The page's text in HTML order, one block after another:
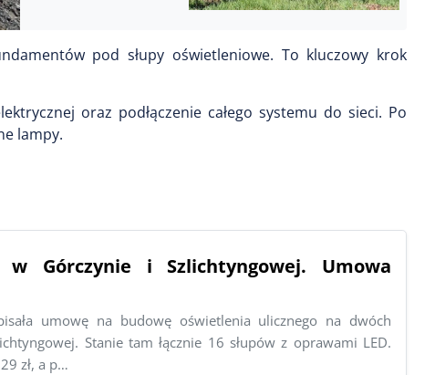
pod słupy oświetleniowe. To kluczowy krok
oraz podłączenie całego systemu do sieci. Po
lampy.
Górczynie i Szlichtyngowej. Umowa
umowę na budowę oświetlenia ulicznego na dwóch
Stanie tam łącznie 16 słupów z oprawami LED.
zł, a p…